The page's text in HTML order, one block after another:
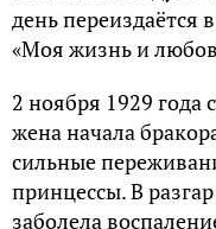
день переиздаётся
«Моя жизнь и
2 ноября 1929 года
жена начала
сильные
принцессы. В
заболела